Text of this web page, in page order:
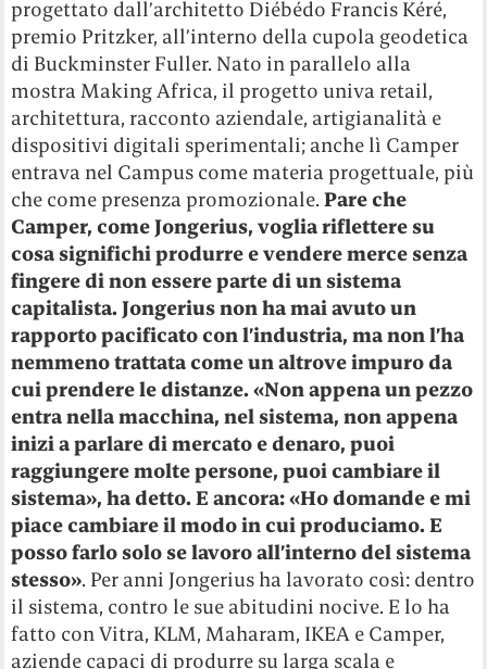
progettato dall’architetto Diébédo Francis Kéré,
premio Pritzker, all’interno della cupola geodetica
di Buckminster Fuller. Nato in parallelo alla
mostra Making Africa, il progetto univa retail,
architettura, racconto aziendale, artigianalità e
dispositivi digitali sperimentali; anche lì Camper
entrava nel Campus come materia progettuale, più
che come presenza promozionale.Pare che
Camper, come Jongerius, voglia riflettere su
cosa significhi produrre e vendere merce senza
fingere di non essere parte di un sistema
capitalista. Jongerius non ha mai avuto un
rapporto pacificato con l’industria, ma non l’ha
nemmeno trattata come un altrove impuro da
cui prendere le distanze. «Non appena un pezzo
entra nella macchina, nel sistema, non appena
inizi a parlare di mercato e denaro, puoi
raggiungere molte persone, puoi cambiare il
sistema», ha detto. E ancora: «Ho domande e mi
piace cambiare il modo in cui produciamo. E
posso farlo solo se lavoro all’interno del sistema
stesso». Per anni Jongerius ha lavorato così: dentro
il sistema, contro le sue abitudini nocive. E lo ha
fatto con Vitra, KLM, Maharam, IKEA e Camper,
aziende capaci di produrre su larga scala e